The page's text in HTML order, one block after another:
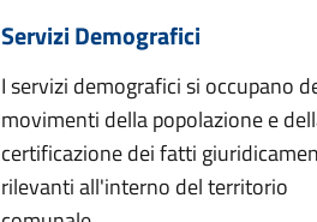
Servizi Demografici
I servizi demografici si occupano
movimenti della popolazione e
certificazione dei fatti
rilevanti all'interno del territorio